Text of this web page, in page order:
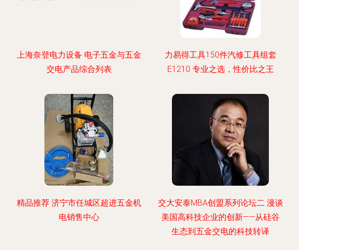
上海奈登电力设备 电子五金与五金
交电产品综合列表
力易得工具150件汽修工具组套
E1210 专业之选，性价比之王
精品推荐 济宁市任城区超进五金机
电销售中心
交大安泰MBA创盟系列论坛二 漫谈
美国高科技企业的创新——从硅谷
生态到五金交电的科技转译